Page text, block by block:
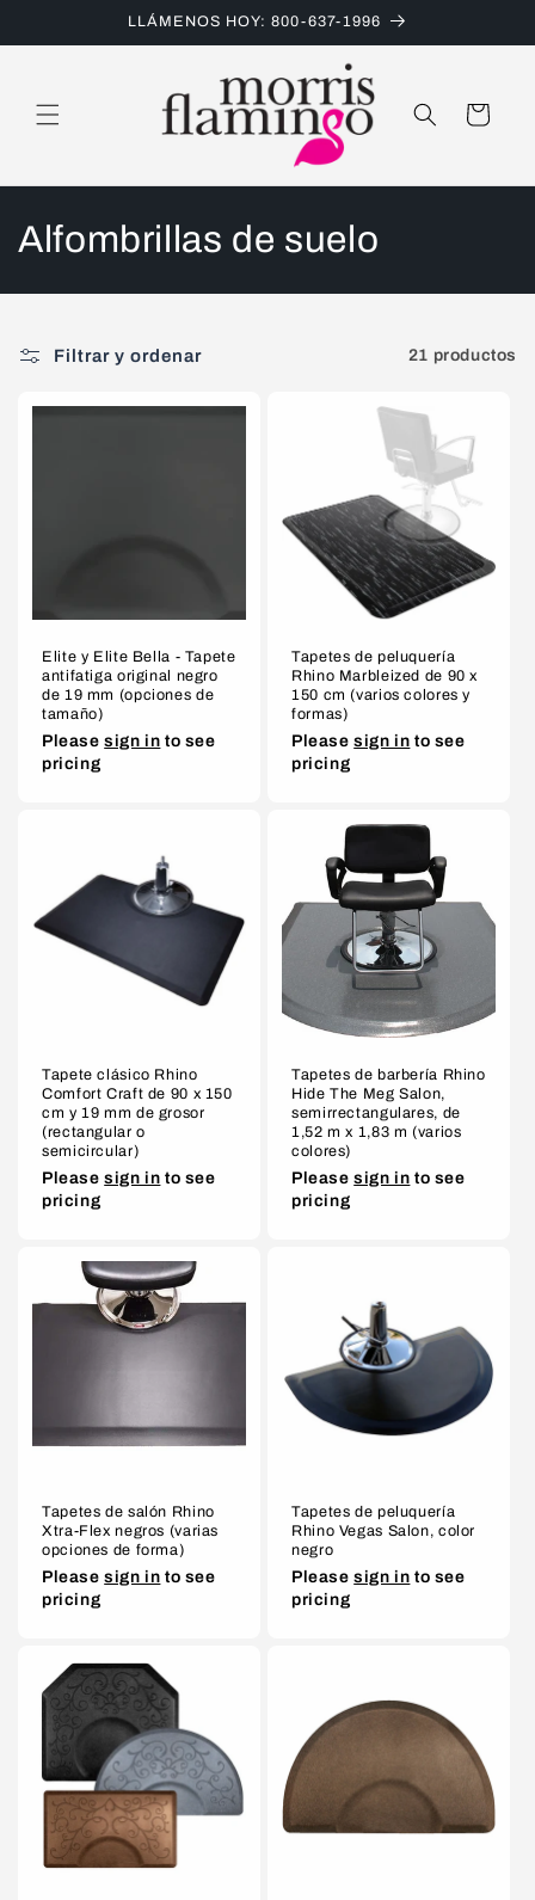
directamente
al contenido
LLÁMENOS HOY: 800-637-1996
Carrito
C
o
n
Alfombrillas de suelo
Filtrar y ordenar 21 productos
Elite y Elite Bella - Tapete
antifatiga original negro
de 19 mm (opciones de
tamaño)
Pleasesign in to see
pricing
Tapetes de peluquería
Rhino Marbleized de 90 x
150 cm (varios colores y
formas)
Pleasesign in to see
pricing
Tapete clásico Rhino
Comfort Craft de 90 x 150
cm y 19 mm de grosor
(rectangular o
semicircular)
Pleasesign in to see
pricing
Tapetes de barbería Rhino
Hide The Meg Salon,
semirrectangulares, de
1,52 m x 1,83 m (varios
colores)
Pleasesign in to see
pricing
Tapetes de salón Rhino
Xtra-Flex negros (varias
opciones de forma)
Pleasesign in to see
pricing
Tapetes de peluquería
Rhino Vegas Salon, color
negro
Pleasesign in to see
pricing